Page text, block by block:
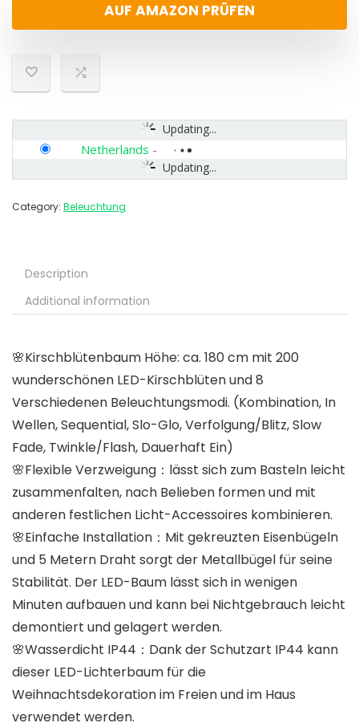
AUF AMAZON PRÜFEN
Updating...
Updating...
Netherlands -
Category: Beleuchtung
Description
Additional information
🌸Kirschblütenbaum Höhe: ca. 180 cm mit 200
wunderschönen LED-Kirschblüten und 8
Verschiedenen Beleuchtungsmodi. (Kombination, In
Wellen, Sequential, Slo-Glo, Verfolgung/Blitz, Slow
Fade, Twinkle/Flash, Dauerhaft Ein)
🌸Flexible Verzweigung：lässt sich zum Basteln leicht
zusammenfalten, nach Belieben formen und mit
anderen festlichen Licht-Accessoires kombinieren.
🌸Einfache Installation：Mit gekreuzten Eisenbügeln
und 5 Metern Draht sorgt der Metallbügel für seine
Stabilität. Der LED-Baum lässt sich in wenigen
Minuten aufbauen und kann bei Nichtgebrauch leicht
demontiert und gelagert werden.
🌸Wasserdicht IP44：Dank der Schutzart IP44 kann
dieser LED-Lichterbaum für die
Weihnachtsdekoration im Freien und im Haus
verwendet werden.